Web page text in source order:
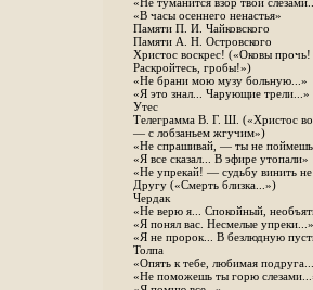
«Не туманится взор твой
«В часы осеннего ненастья»
Памяти П. И. Чайковского
Памяти А. Н. Островского
Христос воскрес! («Оковы прочь!
Раскройтесь, гробы!»)
«Не брани мою музу больную...»
«Я это знал... Чарующие трели...»
Утес
Телеграмма В. Г. Ш. («Христос
— с лобзаньем жгучим»)
«Не спрашивай, — ты не
«Я все сказал... В эфире утопали»
«Не упрекай! — судьбу винить
Другу («Смерть близка...»)
Чердак
«Не верю я... Спокойный,
«Я понял вас. Несмелые упреки...»
«Я не пророк... В безлюдную
Толпа
«Опять к тебе, любимая
«Не поможешь ты горю